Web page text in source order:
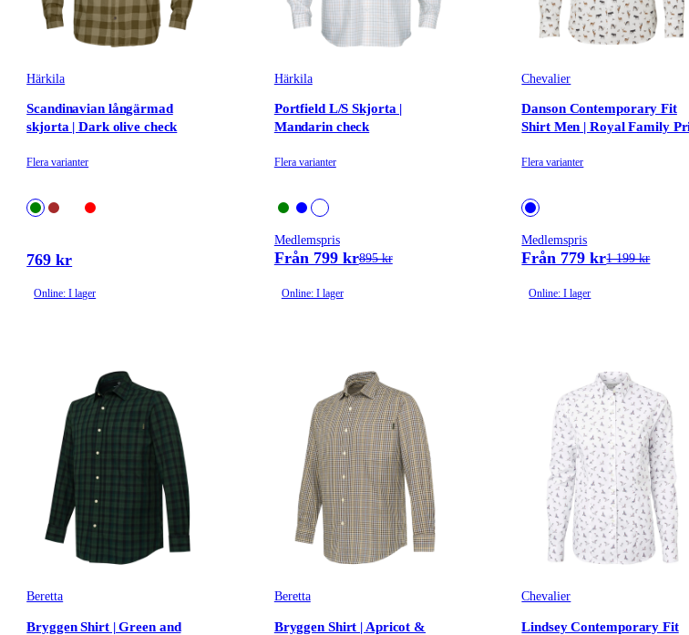
Härkila
Scandinavian långärmad
skjorta | Dark olive check
Flera varianter
769 kr
Online: I lager
Härkila
Portfield L/S Skjorta |
Mandarin check
Flera varianter
Medlemspris
Från 799 kr895 kr
Online: I lager
Chevalier
Danson Contemporary Fit
Shirt Men | Royal Family
Flera varianter
Medlemspris
Från 779 kr1 199 kr
Online: I lager
Beretta
Bryggen Shirt | Green and
Beretta
Bryggen Shirt | Apricot &
Chevalier
Lindsey Contemporary Fit